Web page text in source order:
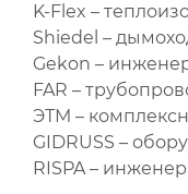
K-Flex –
Shiedel –
Gekon –
FAR –
ЭТМ –
GIDRUSS –
RISPA –